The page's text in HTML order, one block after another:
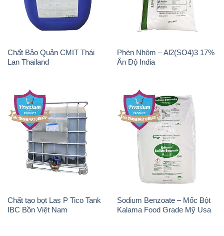
Chất Bảo Quản CMIT Thái
Lan Thailand
Phèn Nhôm – Al2(SO4)3 17%
Ấn Độ India
Chất tạo bọt Las P Tico Tank
IBC Bồn Việt Nam
Sodium Benzoate – Mốc Bột
Kalama Food Grade Mỹ Usa